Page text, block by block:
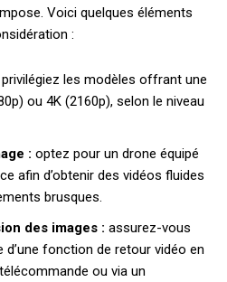
Voici quelques éléments
:
privilégiez les modèles offrant une
ou 4K (2160p), selon le niveau
: optez pour un drone équipé
afin d’obtenir des vidéos fluides
brusques.
des images : assurez-vous
fonction de retour vidéo en
ou via un